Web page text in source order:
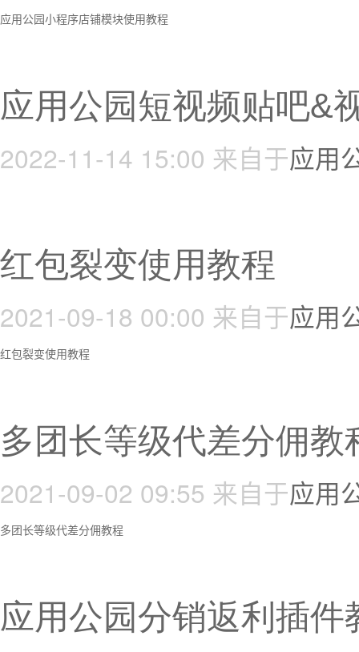
应用公园小程序店铺模块使用教程
应用公园短视频贴吧&
2022-11-14 15:00 来自于应用
红包裂变使用教程
2021-09-18 00:00 来自于应用
红包裂变使用教程
多团长等级代差分佣教
2021-09-02 09:55 来自于应用
多团长等级代差分佣教程
应用公园分销返利插件